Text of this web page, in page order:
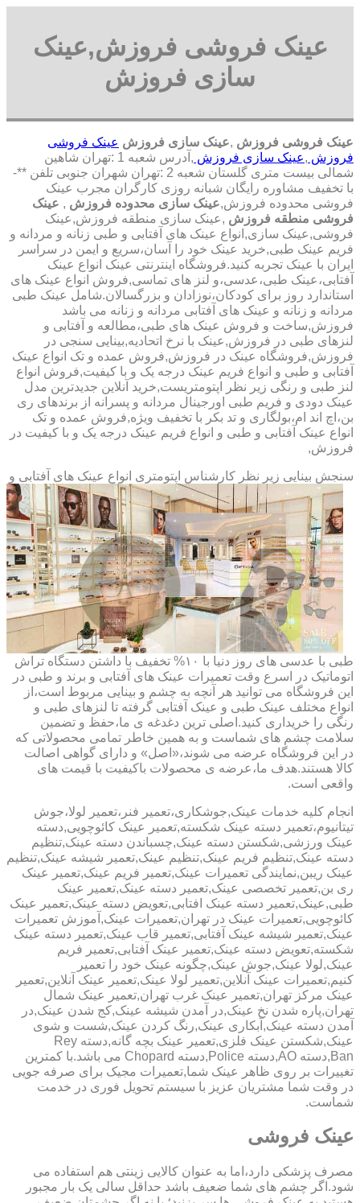
عینک فروشی فروزش,عینک
سازی فروزش
عینک فروشی فروزش ,عینک سازی فروزش عینک فروشی
فروزش ,عینک سازی فروزش
,آدرس شعبه 1 :تهران شاهین
شمالی بیست متری گلستان شعبه 2 :تهران شهران جنوبی تلفن **-
با تخفیف مشاوره رایگان شبانه روزی کارگران مجرب عینک
فروشی محدوده فروزش,عینک سازی محدوده فروزش , عینک
فروشی منطقه فروزش ,عینک سازی منطقه فروزش,عینک
فروشی,عینک سازی,انواع عینک های آفتابی و طبی زنانه و مردانه و
فریم عینک طبی,خرید عینک خود را آسان،سریع و ایمن در سراسر
ایران با عینک تجربه کنید.فروشگاه اینترنتی عینک انواع عینک
آفتابی،عینک طبی،عدسی،و لنز های تماسی,فروش انواع عینک های
استاندارد روز برای کودکان،نوزادان و بزرگسالان.شامل عینک طبی
مردانه و زنانه و عینک های آفتابی مردانه و زنانه می باشد
فروزش,ساخت و فروش عینک های طبی،مطالعه و آفتابی و
لنزهای طبی در فروزش,عینک با نرخ اتحادیه,بینایی سنجی در
فروزش,فروشگاه عینک در فروزش,فروش عمده و تک انواع عینک
آفتابی و طبی و انواع فریم عینک درجه یک و با کیفیت,فروش انواع
لنز طبی و رنگی زیر نظر اپتومتریست,خرید آنلاین جدیدترین مدل
عینک دودی و فریم طبی اورجینال مردانه و پسرانه از برندهای ری
بن،اچ اند ام،بولگاری و تد بکر با تخفیف ویژه,فروش عمده و تک
انواع عینک آفتابی و طبی و انواع فریم عینک درجه یک و با کیفیت در
فروزش,
سنجش بینایی زیر نظر کارشناس اپتومتری انواع عینک های آفتابی و
طبی با عدسی های روز دنیا با ۱۰% تخفیف با داشتن دستگاه تراش
اتوماتیک در اسرع وقت تعمیرات عینک های آفتابی و برند و طبی در
این فروشگاه می توانید هر آنچه به چشم و بینایی مربوط است،از
انواع مختلف عینک طبی و عینک آفتابی گرفته تا لنزهای طبی و
رنگی را خریداری کنید.اصلی ترین دغدغه ی ما،حفظ و تضمین
سلامت چشم های شماست و به همین خاطر تمامی محصولاتی که
در این فروشگاه عرضه می شوند،«اصل» و دارای گواهی اصالت
کالا هستند.هدف ما،عرضه ی محصولات باکیفیت با قیمت های
واقعی است.
انجام کلیه خدمات عینک,جوشکاری،تعمیر فنر،تعمیر لولا،جوش
تیتانیوم،تعمیر دسته عینک شکسته,تعمیر عینک کائوچویی,دسته
عینک ورزشی,شکستن دسته عینک,چسباندن دسته عینک,تنظیم
دسته عینک,تنظیم فریم عینک,تنظیم عینک,تعمیر شیشه عینک,تنظیم
عینک ریبن,نمایندگی تعمیرات عینک,تعمیر فریم عینک,تعمیر عینک
ری بن,تعمیر تخصصی عینک,تعمیر دسته عینک,تعمیر عینک
طبی,عینک,تعمیر دسته عینک افتابی,تعویض دسته عینک,تعمیر عینک
کائوچویی,تعمیرات عینک در تهران,تعمیرات عینک,آموزش تعمیرات
عینک,تعمیر شیشه عینک آفتابی,تعمیر قاب عینک,تعمیر دسته عینک
شکسته,تعویض دسته عینک,تعمیر عینک آفتابی,تعمیر فریم
عینک,لولا عینک,جوش عینک,چگونه عینک خود را تعمیر
کنیم,تعمیرات عینک آنلاین,تعمیر لولا عینک,تعمیر عینک آنلاین,تعمیر
عینک مرکز تهران,تعمیر عینک غرب تهران,تعمیر عینک شمال
تهران,پاره شدن نخ عینک,در آمدن شیشه عینک,کج شدن عینک,در
آمدن دسته عینک,آبکاری عینک,رنگ کردن عینک,شست و شوی
عینک,شکستن عینک فلزی,تعمیر عینک بچه گانه,دسته Rey
Ban,دسته AO,دسته Police,دسته Chopard می باشد.با کمترین
تغییرات بر روی ظاهر عینک شما,تعمیرات مجیک برای صرفه جویی
در وقت شما مشتریان عزیز با سیستم تحویل فوری در خدمت
شماست.
عینک فروشی
مصرف پزشکی دارد،اما به عنوان کالایی زینتی هم استفاده می
شود.اگر چشم های شما ضعیف باشد حداقل سالی یک بار مجبور